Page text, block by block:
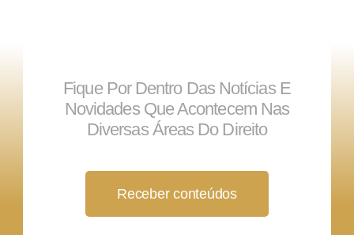
Fique Por Dentro Das Notícias E
Novidades Que Acontecem Nas
Diversas Áreas Do Direito
Receber conteúdos